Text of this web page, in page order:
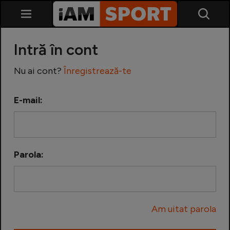
Echipa Națională
Intră în cont
Nu ai cont? Înregistrează-te
E-mail:
Parola:
Am uitat parola